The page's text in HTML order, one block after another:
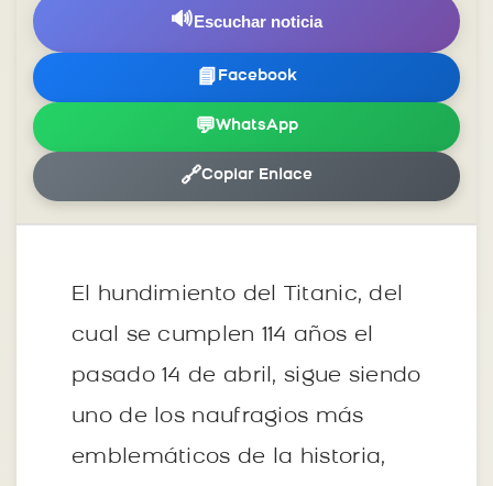
🔊Escuchar noticia
📘 Facebook
💬WhatsApp
🔗Copiar Enlace
El hundimiento del Titanic, del
cual se cumplen 114 años el
pasado 14 de abril, sigue siendo
uno de los naufragios más
emblemáticos de la historia,